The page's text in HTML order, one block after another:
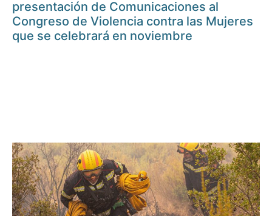
presentación de Comunicaciones al
Congreso de Violencia contra las Mujeres
que se celebrará en noviembre